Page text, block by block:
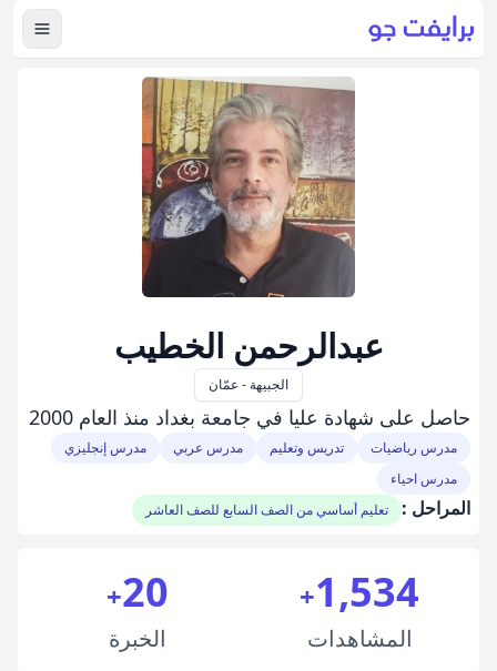
عرض
عبدالرحمن الخطيب
الجبيهة - عمّان
حاصل على شهادة عليا في جامعة بغداد منذ العام 2000
مدرس رياضيات تدريس وتعليم مدرس عربي
مدرس إنجليزي
مدرس احياء
المراحل : تعليم أساسي من الصف السابع للصف العاشر
1,534
+
المشاهدات
20
+
الخبرة